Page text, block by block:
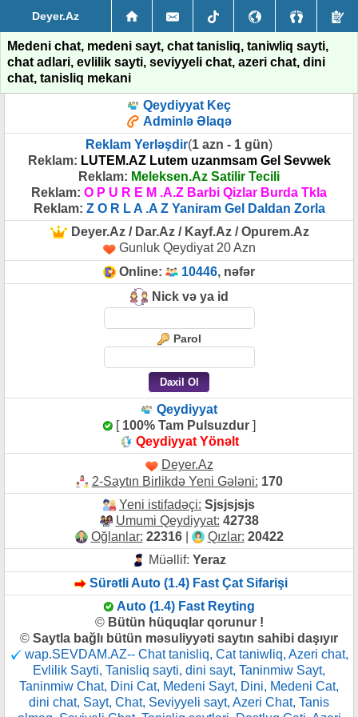
Deyer.Az
Medeni chat, medeni sayt, chat tanisliq, taniwliq sayti,
chat adlari, evlilik sayti, seviyyeli chat, azeri chat, dini
chat, tanisliq mekani
Qeydiyyat Keç
Adminlə Əlaqə
Reklam Yerləşdir(1 azn - 1 gün)
Reklam: LUTEM.AZ Lutem uzanmsam Gel Sevwek
Reklam: Meleksen.Az Satilir Tecili
Reklam: O P U R E M .A.Z Barbi Qizlar Burda Tkla
Reklam: Z O R L A .A Z Yaniram Gel Daldan Zorla
Deyer.Az / Dar.Az / Kayf.Az / Opurem.Az
Gunluk Qeydiyat 20 Azn
Online:
10446, nəfər
Nick və ya id
Parol
Qeydiyyat
[ 100% Tam Pulsuzdur ]
Qeydiyyat Yönəlt
Deyer.Az
2-Saytın Birlikdə Yeni Gələni: 170
Yeni istifadəçi: Sjsjsjsjs
Umumi Qeydiyyat: 42738
Oğlanlar: 22316| Qızlar: 20422
Müəllif: Yeraz
Sürətli Auto (1.4) Fast Çat Sifarişi
Auto (1.4) Fast Reyting
© Bütün hüquqlar qorunur !
© Saytla bağlı bütün məsuliyyəti saytın sahibi daşıyır
wap.SEVDAM.AZ-- Chat tanisliq, Cat taniwliq, Azeri chat,
Evlilik Sayti, Tanisliq sayti, dini sayt, Taninmiw Sayt,
Taninmiw Chat, Dini Cat, Medeni Sayt, Dini, Medeni Cat,
dini chat, Sayt, Chat, Seviyyeli sayt, Azeri Chat, Tanis